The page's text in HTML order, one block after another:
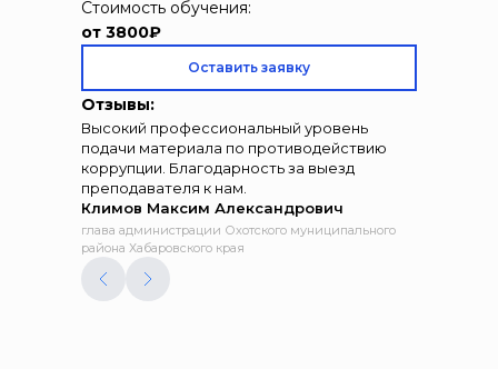
Стоимость обучения:
от 3800₽
Оставить заявку
Отзывы:
Высокий профессиональный уровень
подачи материала по противодействию
коррупции. Благодарность за выезд
преподавателя к нам.
Климов Максим Александрович
глава администрации Охотского муниципального
района Хабаровского края